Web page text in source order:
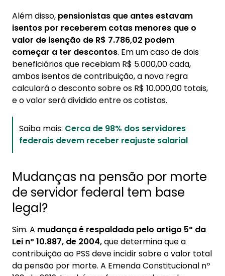
Além disso, pensionistas que antes estavam
isentos por receberem cotas menores que o
valor de isenção de R$ 7.786,02 podem
começar a ter descontos. Em um caso de dois
beneficiários que recebiam R$ 5.000,00 cada,
ambos isentos de contribuição, a nova regra
calculará o desconto sobre os R$ 10.000,00 totais,
e o valor será dividido entre os cotistas.
Saiba mais: Cerca de 98% dos servidores
federais devem receber reajuste salarial
Mudanças na pensão por morte
de servidor federal tem base
legal?
Sim. A mudança é respaldada pelo artigo 5º da
Lei nº 10.887, de 2004,que determina que a
contribuição ao PSS deve incidir sobre o valor total
da pensão por morte. A Emenda Constitucional nº